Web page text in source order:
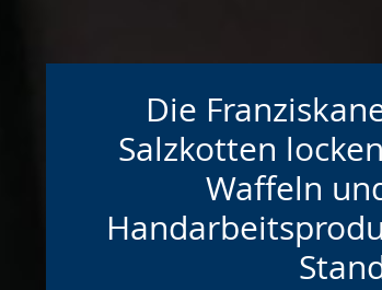
Die
Salzkotten
Waffeln